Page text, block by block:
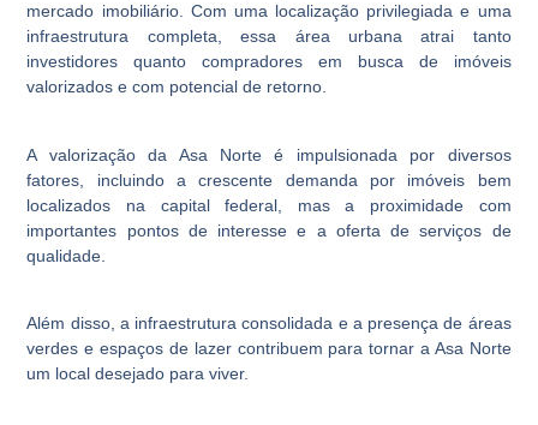
mercado imobiliário. Com uma localização privilegiada e uma
infraestrutura completa, essa área urbana atrai tanto
investidores quanto compradores em busca de imóveis
valorizados e com potencial de retorno.
A valorização da Asa Norte é impulsionada por diversos
fatores, incluindo a crescente demanda por imóveis bem
localizados na capital federal, mas a proximidade com
importantes pontos de interesse e a oferta de serviços de
qualidade.
Além disso, a infraestrutura consolidada e a presença de áreas
verdes e espaços de lazer contribuem para tornar a Asa Norte
um local desejado para viver.